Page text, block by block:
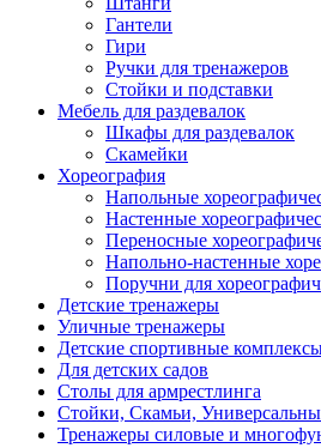
Гантели
Гири
Ручки для тренажеров
Стойки и подставки
Мебель для раздевалок
Шкафы для раздевалок
Скамейки
Хореография
Напольные
Настенные
Переносные
Напольно-настенные
Поручни для
Детские тренажеры
Уличные тренажеры
Детские спортивные
Для детских садов
Столы для армрестлинга
Стойки, Скамьи,
Тренажеры силовые и